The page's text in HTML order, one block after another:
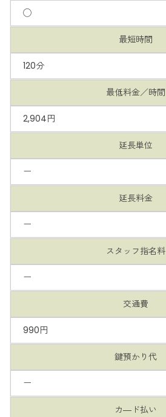
◯
最短時間
120分
最低料金／時間
2,904円
延長単位
ー
延長料金
ー
スタッフ指名料
ー
交通費
990円
鍵預かり代
ー
カ―ド払い